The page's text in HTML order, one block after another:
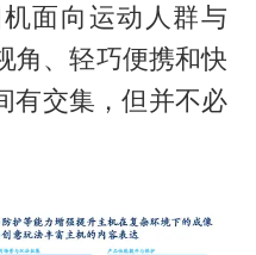
面向运动人群与
角、轻巧便携和快
有交集，但并不必